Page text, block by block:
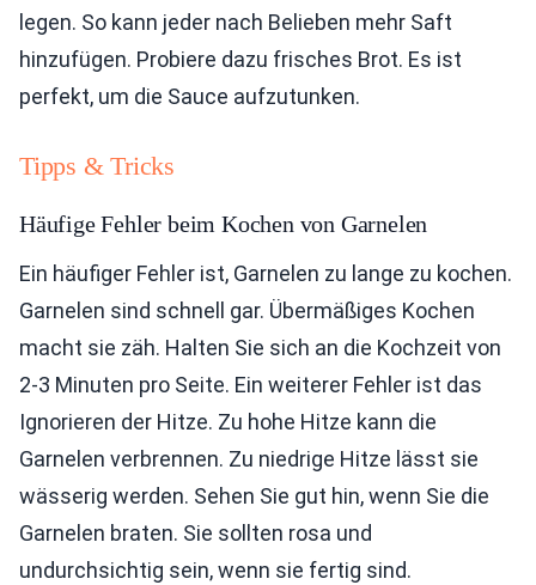
legen. So kann jeder nach Belieben mehr Saft
hinzufügen. Probiere dazu frisches Brot. Es ist
perfekt, um die Sauce aufzutunken.
Tipps & Tricks
Häufige Fehler beim Kochen von Garnelen
Ein häufiger Fehler ist, Garnelen zu lange zu kochen.
Garnelen sind schnell gar. Übermäßiges Kochen
macht sie zäh. Halten Sie sich an die Kochzeit von
2-3 Minuten pro Seite. Ein weiterer Fehler ist das
Ignorieren der Hitze. Zu hohe Hitze kann die
Garnelen verbrennen. Zu niedrige Hitze lässt sie
wässerig werden. Sehen Sie gut hin, wenn Sie die
Garnelen braten. Sie sollten rosa und
undurchsichtig sein, wenn sie fertig sind.